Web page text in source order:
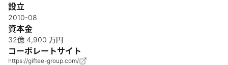
設立
2010-08
資本金
32億 4,900 万円
コーポレートサイト
https://giftee-group.com/